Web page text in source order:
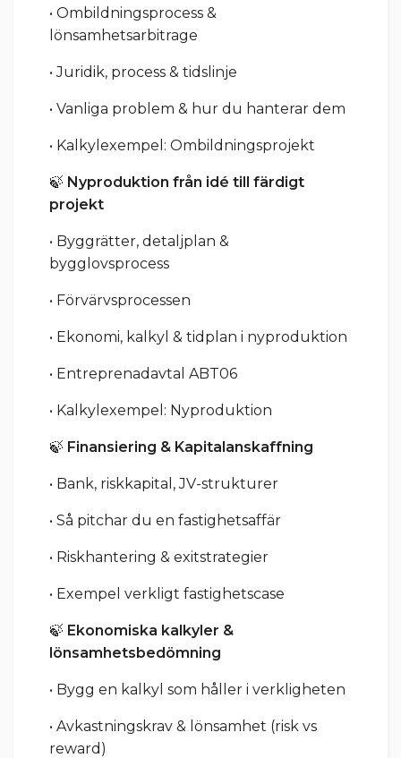
• Ombildningsprocess &
lönsamhetsarbitrage
• Juridik, process & tidslinje
• Vanliga problem & hur du hanterar dem
• Kalkylexempel: Ombildningsprojekt
🍃 Nyproduktion från idé till färdigt
projekt
• Byggrätter, detaljplan &
bygglovsprocess
• Förvärvsprocessen
• Ekonomi, kalkyl & tidplan i nyproduktion
• Entreprenadavtal ABT06
• Kalkylexempel: Nyproduktion
🍃 Finansiering & Kapitalanskaffning
• Bank, riskkapital, JV-strukturer
• Så pitchar du en fastighetsaffär
• Riskhantering & exitstrategier
• Exempel verkligt fastighetscase
🍃 Ekonomiska kalkyler &
lönsamhetsbedömning
• Bygg en kalkyl som håller i verkligheten
• Avkastningskrav & lönsamhet (risk vs
reward)